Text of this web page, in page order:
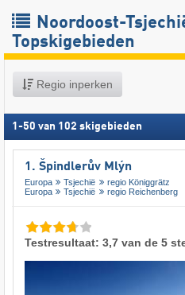
Noordoost-
Topskigebieden
Regio inperken
1 -50 van 102 skigebieden
1. Špindlerův Mlýn
Europa Tsjechië
regio Königgrätz
Europa
Tsjechië regio Reichenberg
Testresultaat: 3,7 van de 5